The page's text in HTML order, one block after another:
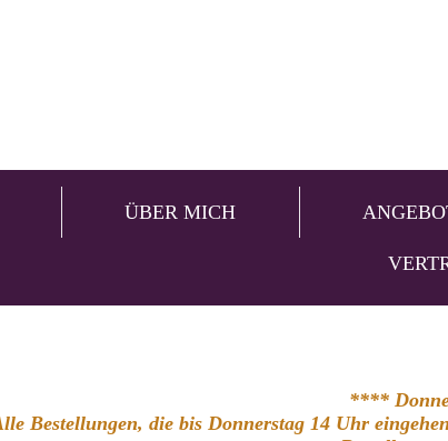
ÜBER MICH
****
Bestellungen, die bis Donnerstag 14 Uhr